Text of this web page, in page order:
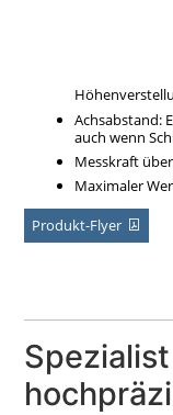
Achsabstand:
auch wenn
Messkraft
Maximaler
Produkt-Flyer